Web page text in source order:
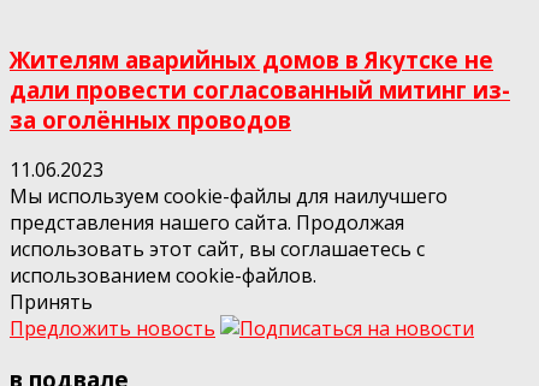
Жителям аварийных домов в Якутске не
дали провести согласованный митинг из-
за оголённых проводов
11.06.2023
Мы используем cookie-файлы для наилучшего
представления нашего сайта. Продолжая
использовать этот сайт, вы соглашаетесь с
использованием cookie-файлов.
Принять
Предложить новость
в подвале